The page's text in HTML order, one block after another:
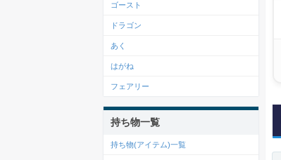
ゴースト
ドラゴン
あく
はがね
フェアリー
持ち物一覧
持ち物(アイテム)一覧